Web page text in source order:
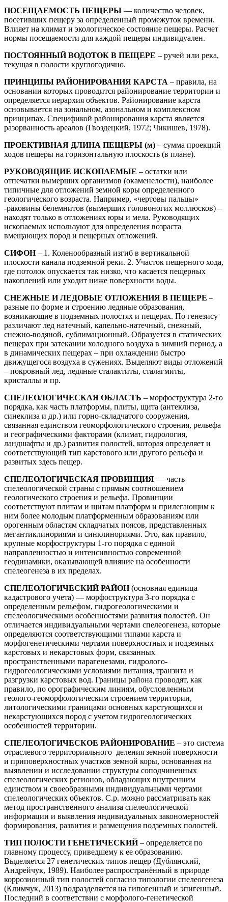
ПОСЕЩАЕМОСТЬ ПЕЩЕРЫ — количество человек,
посетивших пещеру за определенный промежуток времени.
Влияет на климат и экологическое состояние пещеры. Расчет
нормы посещаемости для каждой пещеры индивидуален.
ПОСТОЯННЫЙ ВОДОТОК В ПЕЩЕРЕ – ручей или река,
текущая в полости круглогодично.
ПРИНЦИПЫ РАЙОНИРОВАНИЯ КАРСТА – правила, на
основании которых проводится районирование территории и
определяется иерархия объектов. Районирование карста
основывается на зональном, азональном и комплексном
принципах. Спецификой районирования карста является
разорванность ареалов (Гвоздецкий, 1972; Чикишев, 1978).
ПРОЕКТИВНАЯ ДЛИНА ПЕЩЕРЫ (м) – сумма проекций
ходов пещеры на горизонтальную плоскость (в плане).
РУКОВОДЯЩИЕ ИСКОПАЕМЫЕ – остатки или
отпечатки вымерших организмов (окаменелости), наиболее
типичные для отложений земной коры определенного
геологического возраста. Например, «чертовы пальцы»
-раковины белемнитов (вымерших головоногих моллюсков) –
находят только в отложениях юры и мела. Руководящих
ископаемых используют для определения возраста
вмещающих пород и пещерных отложений.
СИФОН– 1. Коленообразный изгиб в вертикальной
плоскости канала подземной реки. 2. Участок пещерного хода,
где потолок опускается так низко, что касается пещерных
накоплений или уходит ниже поверхности воды.
СНЕЖНЫЕ И ЛЕДОВЫЕ ОТЛОЖЕНИЯ В ПЕЩЕРЕ –
разные по форме и строению ледяные образования,
возникающие в подземных полостях и пещерах. По генезису
различают лед натечный, капельно-натечный, снежный,
снежно-водяной, сублимационный. Образуется в статических
пещерах при затекании холодного воздуха в зимний период, а
в динамических пещерах – при охлаждении быстро
движущегося воздуха в сужениях. Выделяют виды отложений
– покровный лед, ледяные сталактиты, сталагмиты,
кристаллы и пр.
СПЕЛЕОЛОГИЧЕСКАЯ ОБЛАСТЬ – морфоструктура 2-го
порядка, как часть платформы, плиты, щита (антеклиза,
синеклиза и др.) или горно-складчатого сооружения,
связанная единством геоморфологического строения, рельефа
и географическими факторами (климат, гидрология,
ландшафты и др.) развития полостей, которая определяет и
соответствующий тип карстового или другого рельефа и
развитых здесь пещер.
СПЕЛЕОЛОГИЧЕСКАЯ ПРОВИНЦИЯ — часть
спелеологической страны с прямым соотношением
геологического строения и рельефа. Провинции
соответствуют плитам и щитам платформ и прилегающим к
ним более молодым платформенным образованиям или
орогенным областям складчатых поясов, представленных
мегантиклинориями и синклинориями. Это, как правило,
крупные морфоструктуры 1-го порядка с единой
направленностью и интенсивностью современной
геодинамики, оказывающей влияние на особенности
спелеогенеза в их пределах.
СПЕЛЕОЛОГИЧЕСКИЙ РАЙОН(основная единица
кадастрового учета) — морфоструктура 3-го порядка с
определенным рельефом, гидрогеологическими и
спелеологическими особенностями развития полостей. Он
отличается индивидуальными чертами спелеогенеза, которые
определяются соответствующими типами карста и
морфогенетическими чертами поверхностных и подземных
карстовых и некарстовых форм, связанных
пространственными парагенезами, гидролого-
гидрогеологическими условиями питания, транзита и
разгрузки карстовых вод. Границы района проводят, как
правило, по орографическим линиям, обусловленным
геолого-геоморфологическим строением территории,
литологическими границами основных карстующихся и
некарстующихся пород с учетом гидрогеологических
особенностей территории.
СПЕЛЕОЛОГИЧЕСКОЕ РАЙОНИРОВАНИЕ – это система
отраслевого территориального деления земной поверхности
и приповерхностных участков земной коры, основанная на
выявлении и исследовании структуры соподчиненных
спелеологических регионов, обладающих внутренним
единством и своеобразными индивидуальными чертами
спелеологических объектов. С.р. можно рассматривать как
метод пространственного анализа спелеологической
информации и выявления индивидуальных закономерностей
формирования, развития и размещения подземных полостей.
ТИП ПОЛОСТИ ГЕНЕТИЧЕСКИЙ– определяется по
главному процессу, приведшему к ее образованию.
Выделяется 27 генетических типов пещер (Дублянский,
Андрейчук, 1989). Наиболее распространённый в природе
коррозионный тип полостей согласно типологии спелеогенеза
(Климчук, 2013) подразделяется на гипогенный и эпигенный.
Последний в соответствии с морфолого-генетической